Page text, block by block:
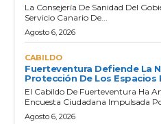
La Consejería De Sanidad Del
Servicio Canario De...
Agosto 6, 2026
CABILDO
Fuerteventura Defiende La
Protección De Los Espacios
El Cabildo De Fuerteventura Ha
Encuesta Ciudadana Impulsada
Agosto 6, 2026